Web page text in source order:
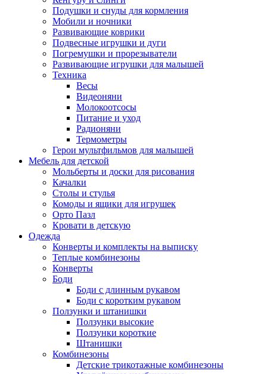
Подушки и снуды для кормления
Мобили и ночники
Развивающие коврики
Подвесные игрушки и дуги
Погремушки и прорезыватели
Развивающие игрушки для малышей
Техника
Весы
Видеоняни
Молокоотсосы
Питание и уход
Радионяни
Термометры
Герои мультфильмов для малышей
Мебель для детской
Мольберты и доски для рисования
Качалки
Столы и стулья
Комоды и ящики для игрушек
Орто Пазл
Кровати в детскую
Одежда
Конверты и комплекты на выписку
Теплые комбинезоны
Конверты
Боди
Боди с длинным рукавом
Боди с коротким рукавом
Ползунки и штанишки
Ползунки высокие
Ползунки короткие
Штанишки
Комбинезоны
Детские трикотажные комбинезоны